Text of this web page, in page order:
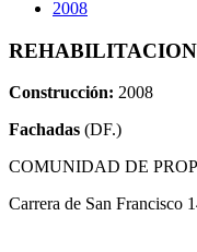
2008
Construcción: 2008
Fachadas (DF.)
COMUNIDAD DE
Carrera de San Francisco